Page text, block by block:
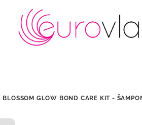
BLOSSOM GLOW BOND CARE KIT -